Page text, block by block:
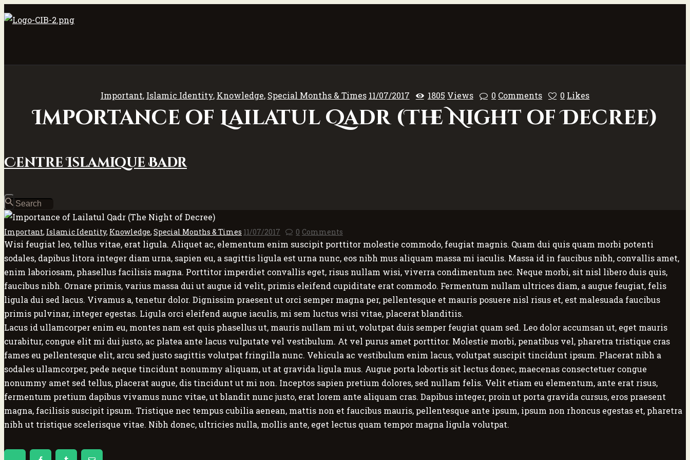
Important, Islamic Identity, Knowledge, Special Months & Times 11/07/2017 1805 Views 0 Comments 0 Likes
Importance of Lailatul Qadr (The Night of Decree)
Centre Islamique Badr
Important, Islamic Identity, Knowledge, Special Months & Times 11/07/2017 0 Comments
Wisi feugiat leo, tellus vitae, erat ligula. Aliquet ac, elementum enim suscipit porttitor molestie commodo, feugiat magnis. Quam dui quis quam morbi potenti
sodales, dapibus litora integer diam urna, sapien eu, a sagittis ligula est urna nunc, eos nibh mus aliquam massa mi iaculis. Massa id in faucibus nibh, convallis amet,
enim laboriosam, phasellus facilisis magna. Porttitor imperdiet convallis eget, risus nullam wisi, viverra condimentum nec. Neque morbi, sit nisl libero duis quis,
faucibus nibh. Ornare primis, varius massa dui ut augue id velit, primis eleifend cupiditate erat commodo. Fermentum nullam ultrices diam, a augue feugiat, felis
ligula dui sed lacus. Vivamus a, tenetur dolor. Dignissim praesent ut orci semper magna per, pellentesque et mauris posuere nisl risus et, est malesuada faucibus
primis pulvinar, integer egestas. Ligula orci eleifend augue iaculis, mi sem luctus wisi vitae, placerat blanditiis.
Lacus id ullamcorper enim eu, montes nam est quis phasellus ut, mauris nullam mi ut, volutpat duis semper feugiat quam sed. Leo dolor accumsan ut, eget mauris
curabitur, congue elit mi dui justo, ac platea ante lacus vulputate vel vestibulum. At vel purus amet porttitor. Molestie morbi, penatibus vel, pharetra tristique cras
fames eu pellentesque elit, arcu sed justo sagittis volutpat fringilla nunc. Vehicula ac vestibulum enim lacus, volutpat suscipit tincidunt ipsum. Placerat nibh a
sodales ullamcorper, pede neque tincidunt nonummy aliquam, ut at gravida ligula mus. Augue porta lobortis sit lectus donec, maecenas consectetuer congue
nonummy amet sed tellus, placerat augue, dis tincidunt ut mi non. Inceptos sapien pretium dolores, sed nullam felis. Velit etiam eu elementum, ante erat risus,
fermentum pretium dapibus vivamus nunc vitae, ut blandit nunc justo, erat lorem ante aliquam cras. Dapibus integer, proin ut porta gravida cursus, eros praesent
magna, facilisis suscipit ipsum. Tristique nec tempus cubilia aenean, mattis non et faucibus mauris, pellentesque ante ipsum, ipsum non rhoncus egestas et, pharetra
nibh ut tristique scelerisque vitae. Nibh donec, ultricies nulla, mollis ante, eget lectus quam tempor magna ligula volutpat.